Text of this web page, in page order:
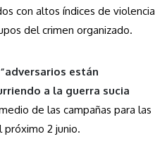
con altos índices de violencia
del crimen organizado.
“adversarios están
a la guerra sucia
de las campañas para las
próximo 2 junio.